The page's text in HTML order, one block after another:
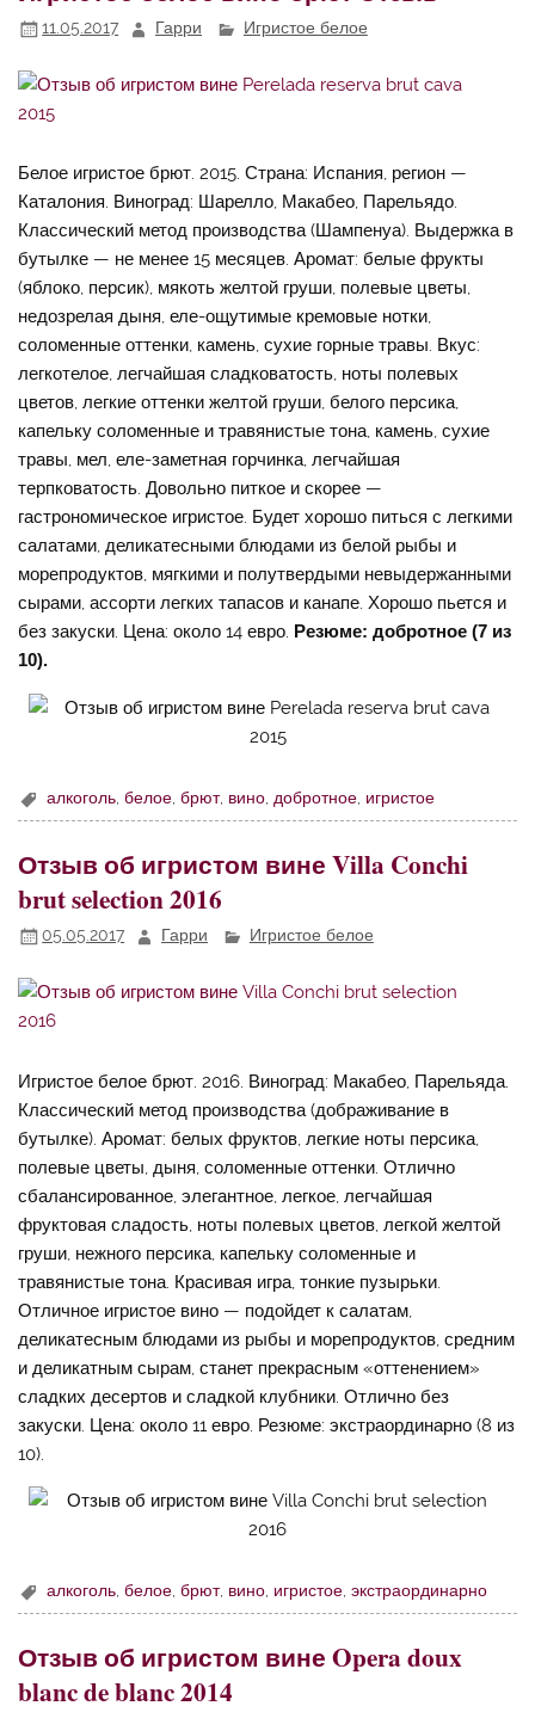
11.05.2017 Гарри Игристое белое
Белое игристое брют. 2015. Страна: Испания, регион —
Каталония. Виноград: Шарелло, Макабео, Парельядо.
Классический метод производства (Шампенуа). Выдержка в
бутылке — не менее 15 месяцев. Аромат: белые фрукты
(яблоко, персик), мякоть желтой груши, полевые цветы,
недозрелая дыня, еле-ощутимые кремовые нотки,
соломенные оттенки, камень, сухие горные травы. Вкус:
легкотелое, легчайшая сладковатость, ноты полевых
цветов, легкие оттенки желтой груши, белого персика,
капельку соломенные и травянистые тона, камень, сухие
травы, мел, еле-заметная горчинка, легчайшая
терпковатость. Довольно питкое и скорее —
гастрономическое игристое. Будет хорошо питься с легкими
салатами, деликатесными блюдами из белой рыбы и
морепродуктов, мягкими и полутвердыми невыдержанными
сырами, ассорти легких тапасов и канапе. Хорошо пьется и
без закуски. Цена: около 14 евро. Резюме: добротное (7 из
10).
алкоголь ,белое ,брют, вино добротное игристое
Отзыв об игристом вине Villa Conchi
brut selection 2016
05.05.2017 Гарри Игристое белое
Игристое белое брют. 2016. Виноград: Макабео, Парельяда.
Классический метод производства (дображивание в
бутылке). Аромат: белых фруктов, легкие ноты персика,
полевые цветы, дыня, соломенные оттенки. Отлично
сбалансированное, элегантное, легкое, легчайшая
фруктовая сладость, ноты полевых цветов, легкой желтой
груши, нежного персика, капельку соломенные и
травянистые тона. Красивая игра, тонкие пузырьки.
Отличное игристое вино — подойдет к салатам,
деликатесным блюдами из рыбы и морепродуктов, средним
и деликатным сырам, станет прекрасным «оттенением»
сладких десертов и сладкой клубники. Отлично без
закуски. Цена: около 11 евро. Резюме: экстраординарно (8 из
10).
алкоголь ,белое ,брют, вино игристое ,экстраординарно
Отзыв об игристом вине Opera doux
blanc de blanc 2014